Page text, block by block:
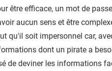
être efficace, un mot de
aucun sens et être
qu'il soit impersonnel car,
dont un pirate a
de deviner les informations